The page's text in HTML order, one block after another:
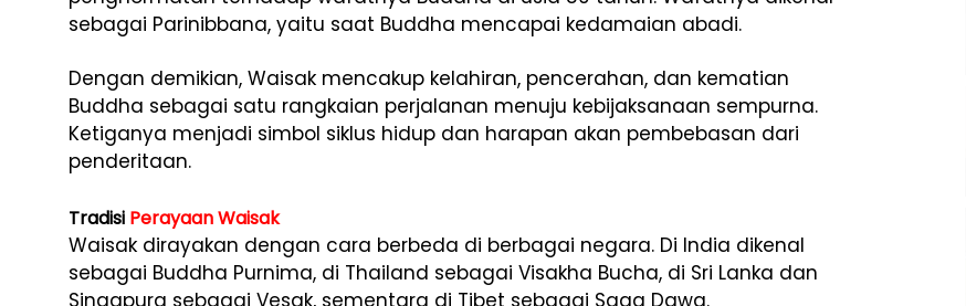
sebagai Parinibbana, yaitu saat Buddha mencapai kedamaian abadi.
Dengan demikian, Waisak mencakup kelahiran, pencerahan, dan kematian
Buddha sebagai satu rangkaian perjalanan menuju kebijaksanaan sempurna.
Ketiganya menjadi simbol siklus hidup dan harapan akan pembebasan dari
penderitaan.
Tradisi Perayaan Waisak
Waisak dirayakan dengan cara berbeda di berbagai negara. Di India dikenal
sebagai Buddha Purnima, di Thailand sebagai Visakha Bucha, di Sri Lanka dan
Singapura sebagai Vesak, sementara di Tibet sebagai Saga Dawa.